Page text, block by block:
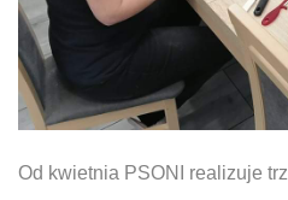
Od kwietnia PSONI realizuje